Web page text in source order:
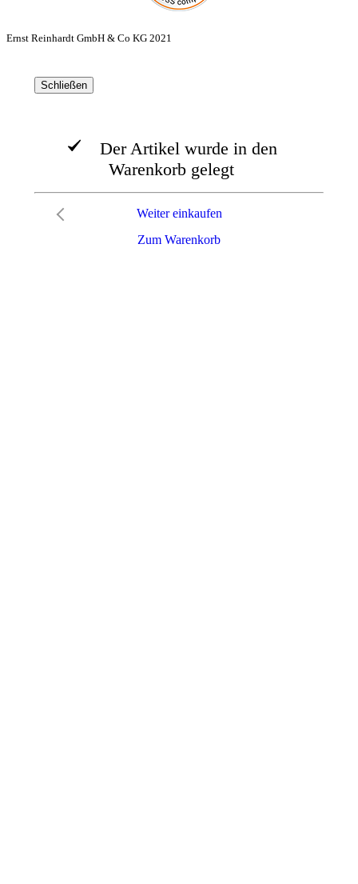
Ernst Reinhardt GmbH & Co KG 2021
Schließen
Der Artikel wurde in den
Warenkorb gelegt
Zum Warenkorb
Weiter einkaufen